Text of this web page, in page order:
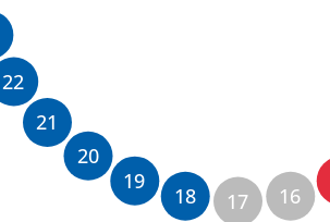
16
17
18
19
20
21
22